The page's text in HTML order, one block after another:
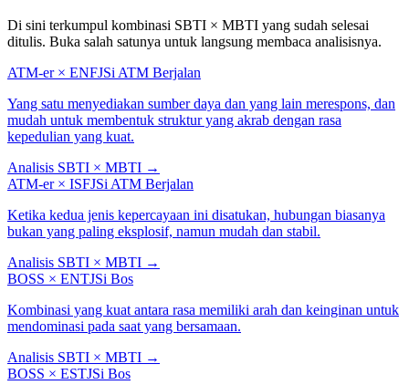
Di sini terkumpul kombinasi SBTI × MBTI yang sudah selesai
ditulis. Buka salah satunya untuk langsung membaca analisisnya.
ATM-er× ENFJSi ATM Berjalan
Yang satu menyediakan sumber daya dan yang lain merespons, dan
mudah untuk membentuk struktur yang akrab dengan rasa
kepedulian yang kuat.
Analisis SBTI × MBTI →
ATM-er× ISFJSi ATM Berjalan
Ketika kedua jenis kepercayaan ini disatukan, hubungan biasanya
bukan yang paling eksplosif, namun mudah dan stabil.
Analisis SBTI × MBTI →
BOSS × ENTJSi Bos
Kombinasi yang kuat antara rasa memiliki arah dan keinginan untuk
mendominasi pada saat yang bersamaan.
Analisis SBTI × MBTI →
BOSS × ESTJSi Bos